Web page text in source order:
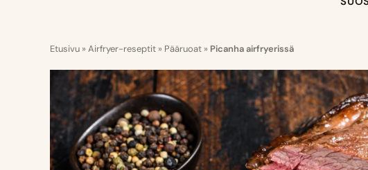
Etusivu » Airfryer-reseptit » Pääruoat » Picanha airfryerissä